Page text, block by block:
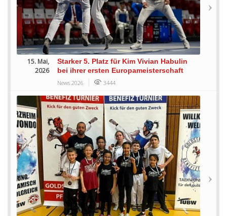
15. Mai,
2026
Starker 5. Platz für Kim Vivian Habulin
bei ihrer ersten Europameisterschaft
News 2026 3444